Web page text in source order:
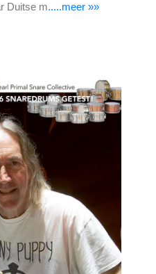
Duitse m.....meer »»